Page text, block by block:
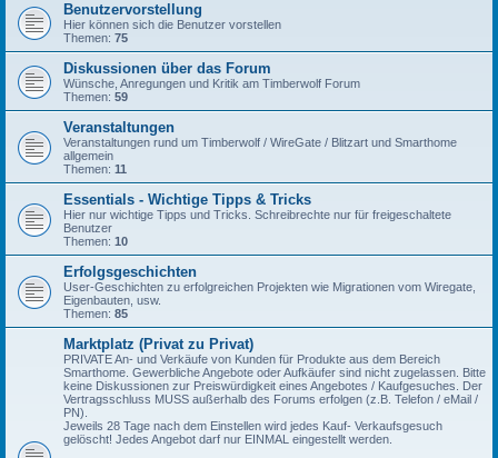
Benutzervorstellung
Hier können sich die Benutzer vorstellen
Themen: 75
Diskussionen über das Forum
Wünsche, Anregungen und Kritik am Timberwolf Forum
Themen: 59
Veranstaltungen
Veranstaltungen rund um Timberwolf / WireGate / Blitzart und Smarthome
allgemein
Themen: 11
Essentials - Wichtige Tipps & Tricks
Hier nur wichtige Tipps und Tricks. Schreibrechte nur für freigeschaltete
Benutzer
Themen: 10
Erfolgsgeschichten
User-Geschichten zu erfolgreichen Projekten wie Migrationen vom Wiregate,
Eigenbauten, usw.
Themen: 85
Marktplatz (Privat zu Privat)
PRIVATE An- und Verkäufe von Kunden für Produkte aus dem Bereich
Smarthome. Gewerbliche Angebote oder Aufkäufer sind nicht zugelassen. Bitte
keine Diskussionen zur Preiswürdigkeit eines Angebotes / Kaufgesuches. Der
Vertragsschluss MUSS außerhalb des Forums erfolgen (z.B. Telefon / eMail /
PN).
Jeweils 28 Tage nach dem Einstellen wird jedes Kauf- Verkaufsgesuch
gelöscht! Jedes Angebot darf nur EINMAL eingestellt werden.